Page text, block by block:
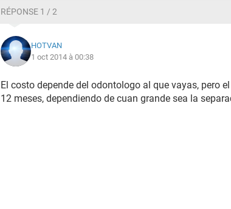
RÉPONSE 1 / 2
HOTVAN
1 oct 2014 à 00:38
El costo depende del odontologo al que vayas, pero
12 meses, dependiendo de cuan grande sea la